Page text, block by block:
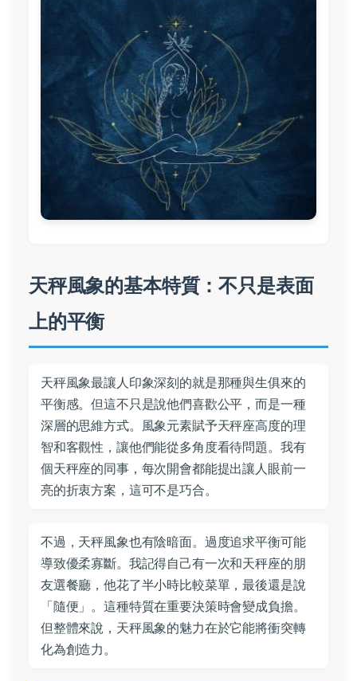
天秤風象的基本特質：不只是表面
上的平衡
天秤風象最讓人印象深刻的就是那種與生俱來的
平衡感。但這不只是說他們喜歡公平，而是一種
深層的思維方式。風象元素賦予天秤座高度的理
智和客觀性，讓他們能從多角度看待問題。我有
個天秤座的同事，每次開會都能提出讓人眼前一
亮的折衷方案，這可不是巧合。
不過，天秤風象也有陰暗面。過度追求平衡可能
導致優柔寡斷。我記得自己有一次和天秤座的朋
友選餐廳，他花了半小時比較菜單，最後還是說
「隨便」。這種特質在重要決策時會變成負擔。
但整體來說，天秤風象的魅力在於它能將衝突轉
化為創造力。